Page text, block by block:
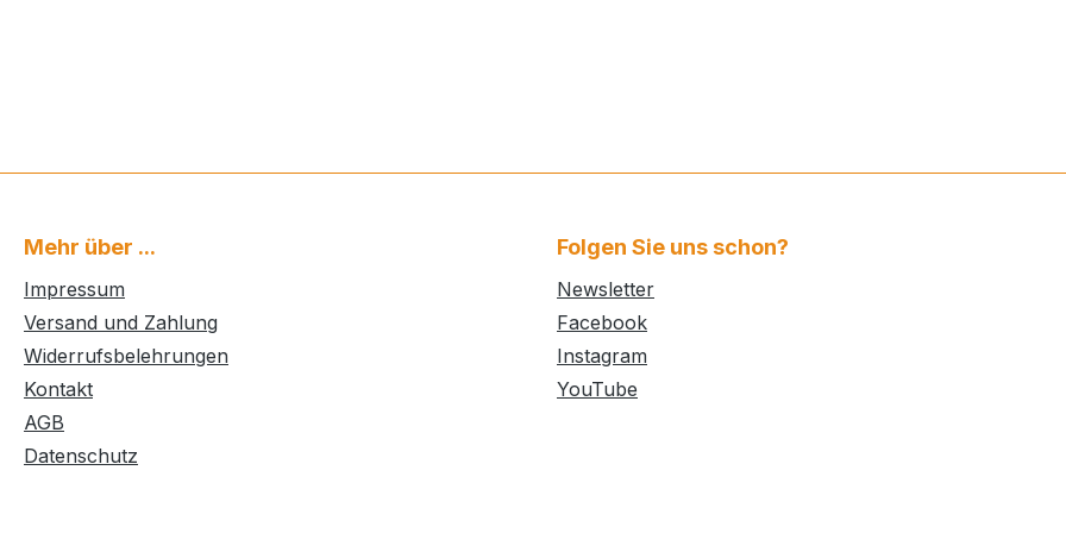
Mehr über ...
Impressum
Versand und Zahlung
Widerrufsbelehrungen
Kontakt
AGB
Datenschutz
Folgen Sie uns schon?
Newsletter
Facebook
Instagram
YouTube